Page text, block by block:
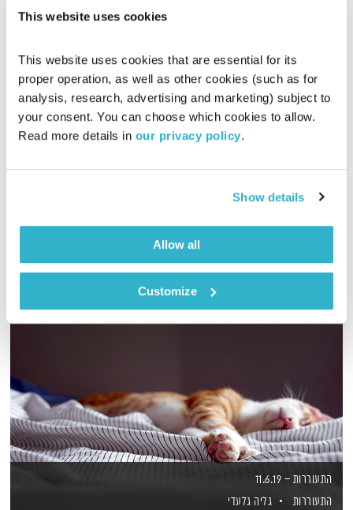
This website uses cookies
This website uses cookies that are essential for its
proper operation, as well as other cookies (such as for
analysis, research, advertising and marketing) subject to
your consent. You can choose which cookies to allow.
Read more details in our privacy policy.
Show details
Allow all
Customize
בני בא
בני בשן
03.04.22
01:00:13
והפעם קובי חוברה על הרגע בו הנסיך אלברט הציל את עולם הבונים
אודיו
התעוררות – 11.6.19
התעוררות
גליה גלעדי